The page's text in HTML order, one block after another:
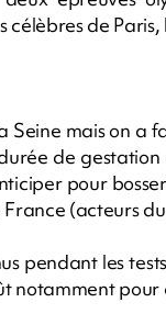
célèbres de
Seine mais on a
de
pour
(acteurs
pendant les
notamment